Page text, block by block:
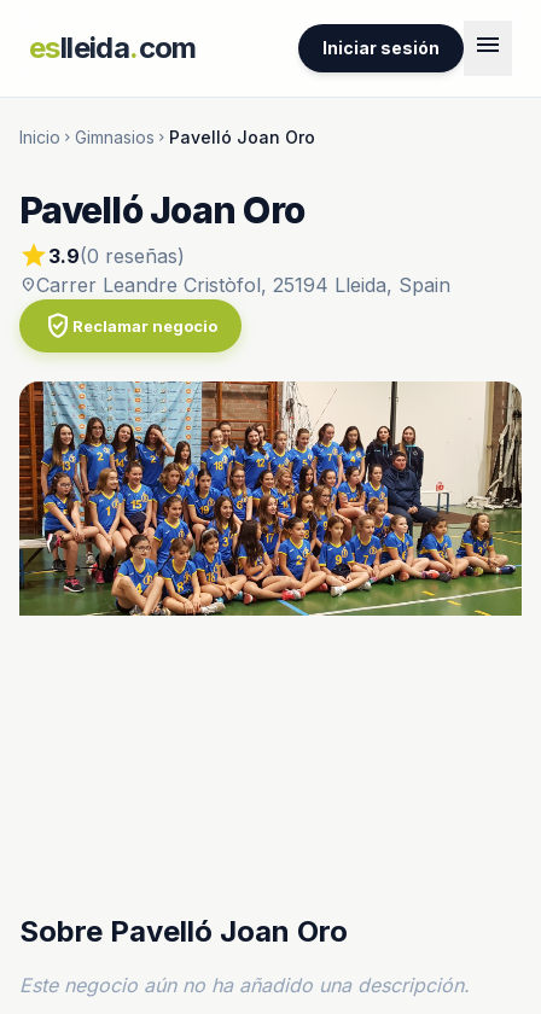
eslleida.com Iniciar sesión menu
Inicio chevron_right Gimnasios chevron_right Pavelló Joan Oro
Pavelló Joan Oro
star3.9(0 reseñas)
location_onCarrer Leandre Cristòfol, 25194 Lleida, Spain
verified_user Reclamar negocio
Sobre Pavelló Joan Oro
Este negocio aún no ha añadido una descripción.